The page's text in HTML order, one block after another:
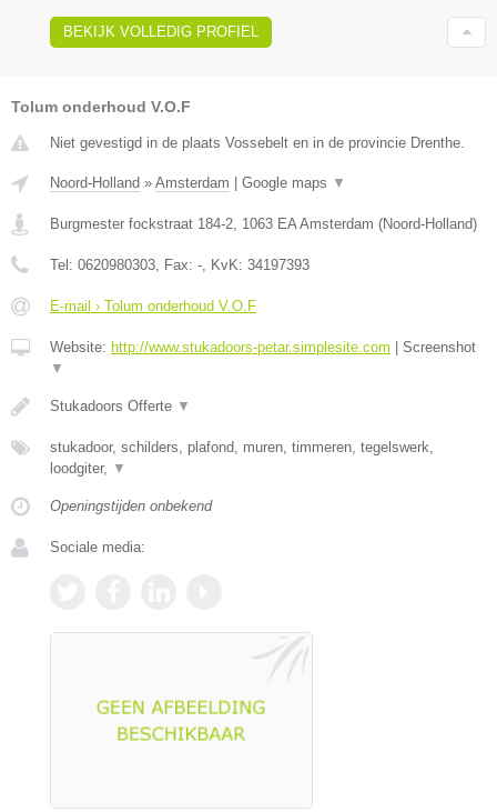
BEKIJK VOLLEDIG PROFIEL
Tolum onderhoud V.O.F
Niet gevestigd in de plaats Vossebelt en in de provincie Drenthe.
Noord-Holland » Amsterdam Google maps ▼
Burgmester fockstraat 184-2, 1063 EA Amsterdam (Noord-Holland)
Tel: 0620980303, Fax: -, KvK: 34197393
E-mail › Tolum onderhoud V.O.F
Website: http://www.stukadoors-petar.simplesite.com
Screenshot
▼
Stukadoors Offerte ▼
stukadoor, schilders, plafond, muren, timmeren, tegelswerk,
loodgiter, ▼
Openingstijden onbekend
Sociale media: